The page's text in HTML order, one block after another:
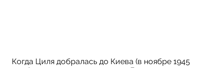
Когда Циля добралась до Киева (в ноябре 1945